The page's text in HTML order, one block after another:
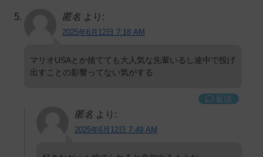
匿名 より:
2025年6月12日 7:18 AM
マリオUSAとか捨てても大人気な先輩いるし途中で投げ
出すことの影響ってない気がする
返信
匿名 より:
2025年6月12日 7:49 AM